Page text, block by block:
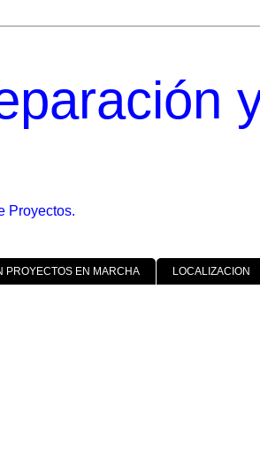
Proyectos.
PROYECTOS EN MARCHA LOCALIZACION